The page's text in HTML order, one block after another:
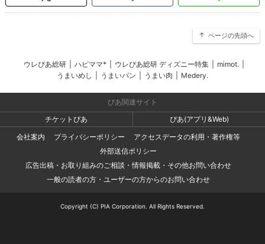
ページの先頭へ
ウレぴあ総研 ハピママ* ウレぴあ総研 ディズニー特集 mimot.
うまいめし
うまいパン うまい肉 Medery.
ぴあ関連サイト
チケットぴあ
ぴあ(アプリ&Web)
会社案内
プライバシーポリシー
アクセスデータの利用・著作権等
外部送信ポリシー
広告出稿・お取り組みのご相談・情報掲載・その他お問い合わせ
一般の読者の方・ユーザーの方からのお問い合わせ
Copyright (C) PIA Corporation. All Rights Reserved.